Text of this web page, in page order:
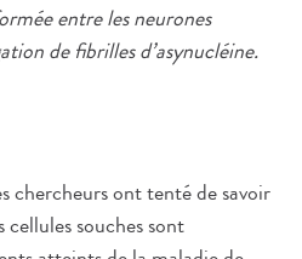
entre les neurones
de fibrilles d’asynucléine.
chercheurs ont tenté de savoir
cellules souches sont